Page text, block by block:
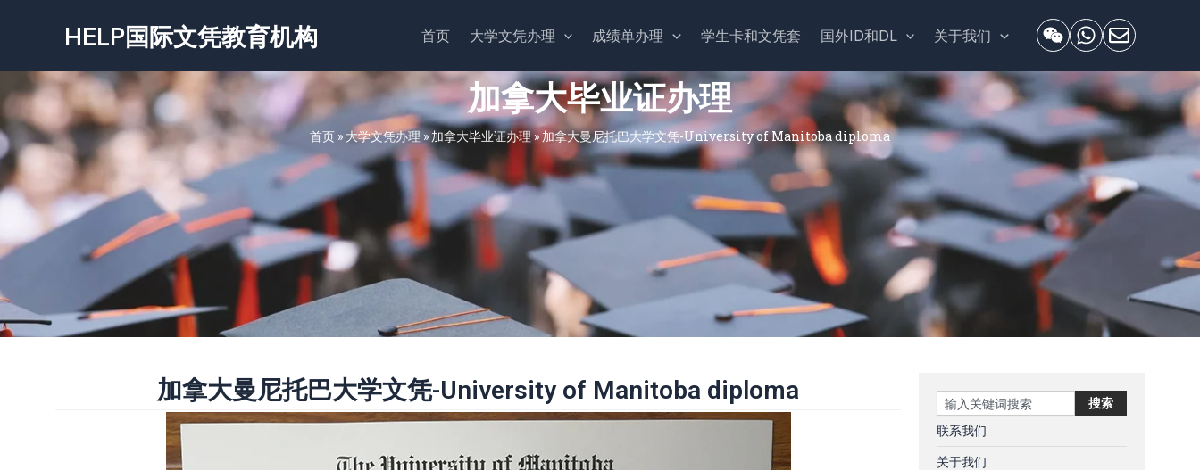
容
HELP国际文凭教育机构 首页 大学文凭办理 成绩单办理 学生卡和文凭套 国外ID和DL 关于我们
加拿大毕业证办理
首页 » 大学文凭办理 » 加拿大毕业证办理»加拿大曼尼托巴大学文凭-University of Manitoba diploma
加拿大曼尼托巴大学文凭-University of Manitoba diploma Search 搜索
联系我们
关于我们